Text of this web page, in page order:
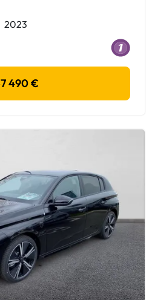
2023
490 €